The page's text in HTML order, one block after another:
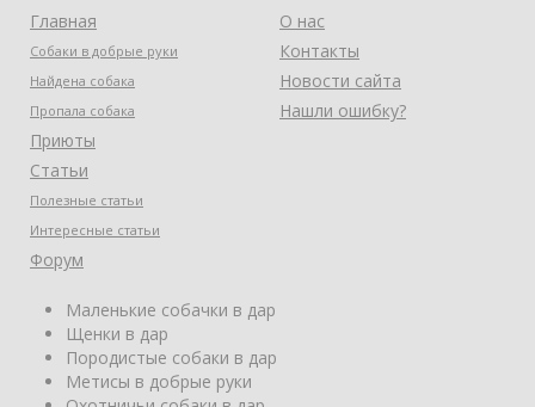
Главная
Собаки в добрые руки
Найдена собака
Пропала собака
Приюты
Статьи
Полезные статьи
Интересные статьи
Форум
О нас
Контакты
Новости сайта
Нашли ошибку?
Маленькие собачки в дар
Щенки в дар
Породистые собаки в дар
Метисы в добрые руки